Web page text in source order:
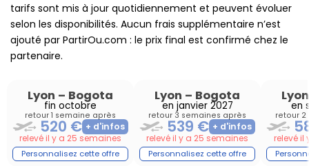
tarifs sont mis à jour quotidiennement et peuvent évoluer
selon les disponibilités. Aucun frais supplémentaire n’est
ajouté par PartirOu.com : le prix final est confirmé chez le
partenaire.
Lyon – Bogota
fin octobre
retour 1 semaine après
520 €
relevé il y a 25 semaines
Lyon – Bogota
en janvier 2027
retour 3 semaines après
539 €
relevé il y a 25 semaines
Lyon
en
retour
relevé il